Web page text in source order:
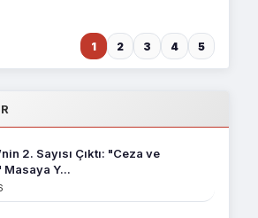
1 2 3 4 5
2. Sayısı Çıktı: "Ceza ve
Y...